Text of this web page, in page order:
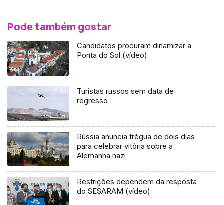
Pode também gostar
Candidatos procuram dinamizar a
Ponta do Sol (vídeo)
Turistas russos sem data de
regresso
Rússia anuncia trégua de dois dias
para celebrar vitória sobre a
Alemanha nazi
Restrições dependem da resposta
do SESARAM (vídeo)